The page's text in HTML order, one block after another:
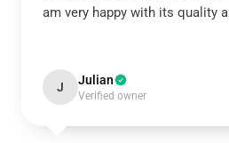
am very happy with its quality
J Julian
Verified owner